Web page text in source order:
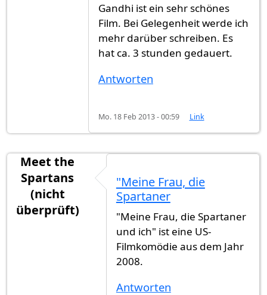
Gandhi ist ein sehr schönes
Film. Bei Gelegenheit werde ich
mehr darüber schreiben. Es
hat ca. 3 stunden gedauert.
Antworten
Mo. 18 Feb 2013 - 00:59 Link
Meet the
Spartans
(nicht
überprüft)
"Meine Frau, die
Spartaner
"Meine Frau, die Spartaner
und ich" ist eine US-
Filmkomödie aus dem Jahr
2008.
Antworten